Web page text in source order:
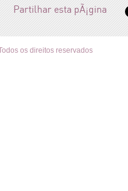
Partilhar esta pÃ¡gina
os direitos reservados